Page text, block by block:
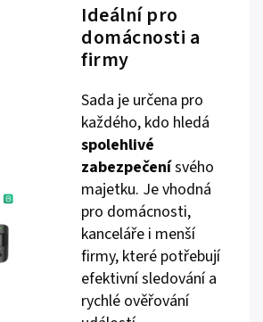
Ideální pro
domácnosti a
firmy
Sada je určena pro
každého, kdo hledá
spolehlivé
zabezpečenísvého
majetku. Je vhodná
pro domácnosti,
kanceláře i menší
firmy, které potřebují
efektivní sledování a
rychlé ověřování